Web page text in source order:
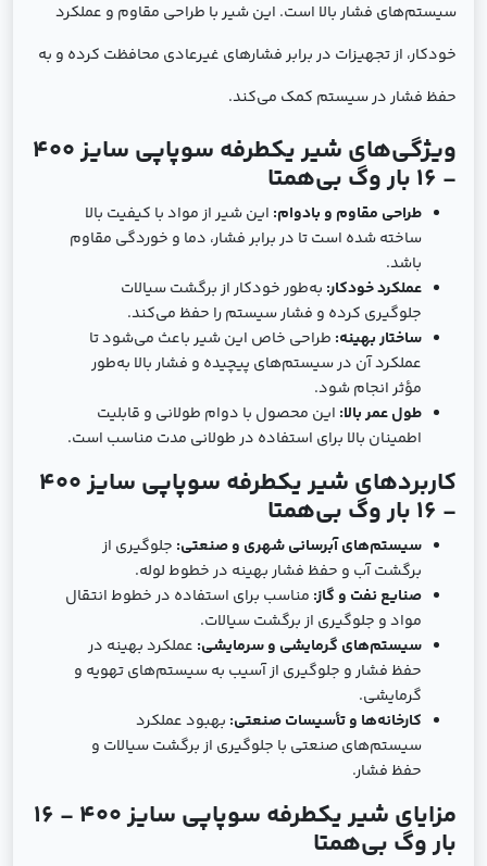
سیستم‌های فشار بالا است. این شیر با طراحی مقاوم و عملکرد
خودکار، از تجهیزات در برابر فشارهای غیرعادی محافظت کرده و به
حفظ فشار در سیستم کمک می‌کند.
ویژگی‌های شیر یکطرفه سوپاپی سایز 400
- 16 بار وگ بی‌همتا
طراحی مقاوم و بادوام: این شیر از مواد با کیفیت بالا
ساخته شده است تا در برابر فشار، دما و خوردگی مقاوم
باشد.
عملکرد خودکار: به‌طور خودکار از برگشت سیالات
جلوگیری کرده و فشار سیستم را حفظ می‌کند.
ساختار بهینه: طراحی خاص این شیر باعث می‌شود تا
عملکرد آن در سیستم‌های پیچیده و فشار بالا به‌طور
مؤثر انجام شود.
طول عمر بالا: این محصول با دوام طولانی و قابلیت
اطمینان بالا برای استفاده در طولانی مدت مناسب است.
کاربردهای شیر یکطرفه سوپاپی سایز 400
- 16 بار وگ بی‌همتا
سیستم‌های آبرسانی شهری و صنعتی: جلوگیری از
برگشت آب و حفظ فشار بهینه در خطوط لوله.
صنایع نفت و گاز: مناسب برای استفاده در خطوط انتقال
مواد و جلوگیری از برگشت سیالات.
سیستم‌های گرمایشی و سرمایشی: عملکرد بهینه در
حفظ فشار و جلوگیری از آسیب به سیستم‌های تهویه و
گرمایشی.
کارخانه‌ها و تأسیسات صنعتی: بهبود عملکرد
سیستم‌های صنعتی با جلوگیری از برگشت سیالات و
حفظ فشار.
مزایای شیر یکطرفه سوپاپی سایز 400 - 16
بار وگ بی‌همتا